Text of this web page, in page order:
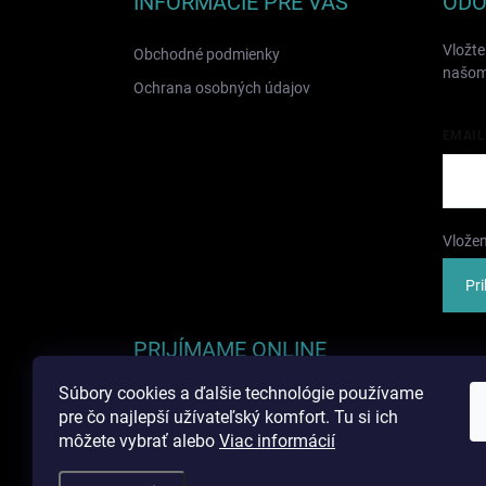
Súbory cookies a ďalšie technológie používame
pre čo najlepší užívateľský komfort. Tu si ich
môžete vybrať alebo Viac informácií
Obchodné podmienky
Ochrana osobných údajov
PRIJÍMAME ONLINE
PLATBY